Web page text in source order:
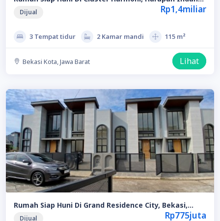
Bekasi
Dijual Rp1,4miliar
3 Tempat tidur 2 Kamar mandi 115 m²
Bekasi Kota, Jawa Barat Lihat
Rumah Siap Huni Di Grand Residence City, Bekasi,
Booking 5juta Langsung Akad, Free Biaya2
Dijual Rp775juta